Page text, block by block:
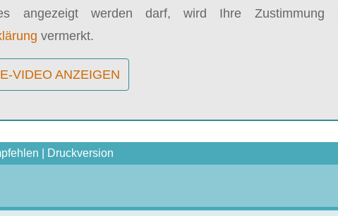
angezeigt werden darf, wird Ihre Zustimmung
vermerkt.
VIDEO ANZEIGEN
Druckversion